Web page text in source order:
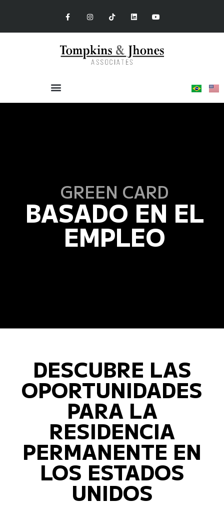
GREEN CARD
BASADO EN EL
EMPLEO
DESCUBRE LAS
OPORTUNIDADES
PARA LA
RESIDENCIA
PERMANENTE EN
LOS ESTADOS
UNIDOS